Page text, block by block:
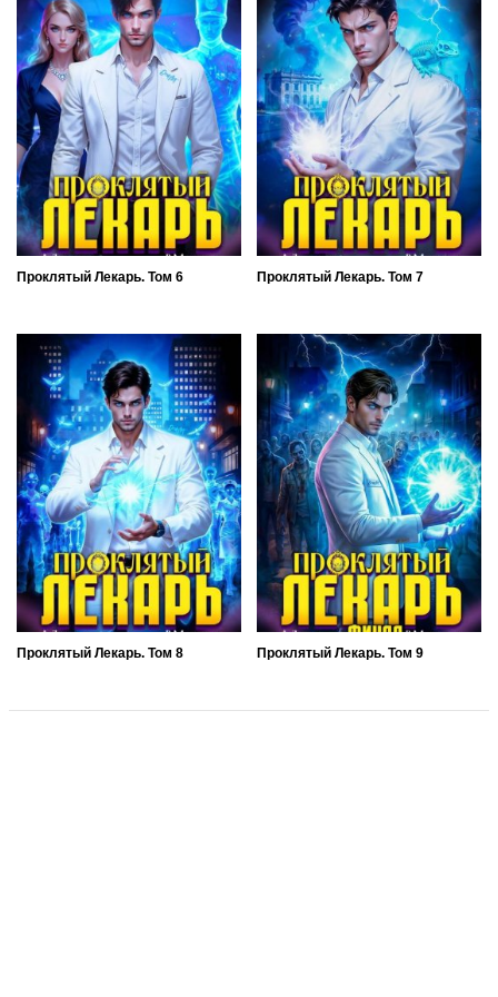
Проклятый Лекарь. Том 6 Проклятый Лекарь. Том 7
Проклятый Лекарь. Том 8 Проклятый Лекарь. Том 9